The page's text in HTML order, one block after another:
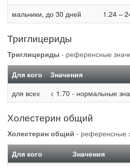
мальчики, до 30 дней
1.24 –
Триглицериды
Триглицериды - референсные
Для кого
Значения
для всех
< 1.70 - нормальные
Холестерин общий
Холестерин общий - референсные
Для кого
Значения